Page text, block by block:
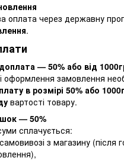
оплата через державну
.
— 50% або від
оформлення замовлення
в розмірі 50% або
вартості товару.
— 50%
сплачується:
з магазину (після